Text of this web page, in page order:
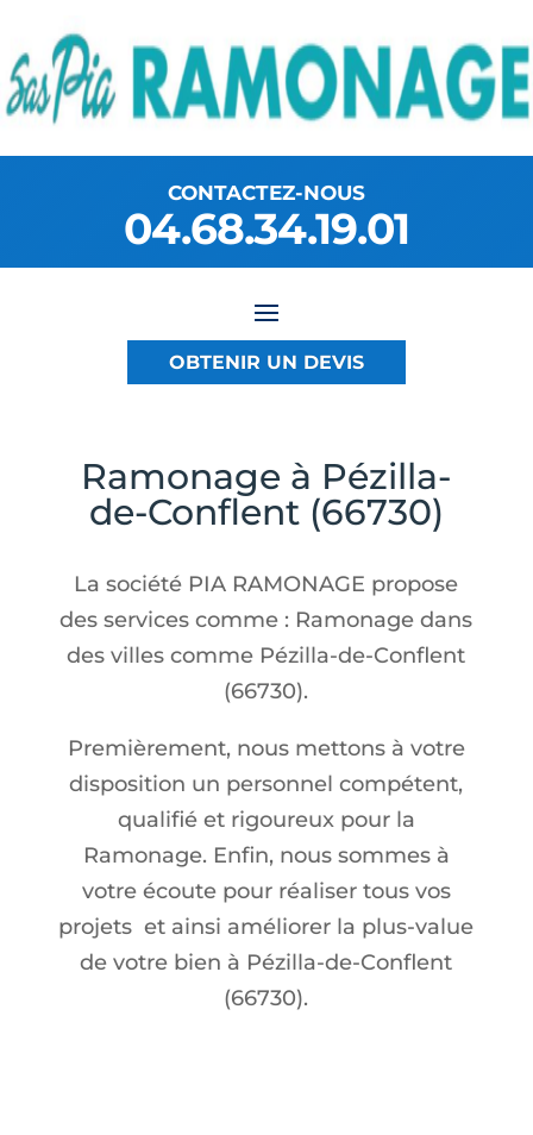
CONTACTEZ-NOUS
04.68.34.19.01
OBTENIR UN DEVIS
Ramonage à Pézilla-
de-Conflent (66730)
La société PIA RAMONAGE propose
des services comme : Ramonage dans
des villes comme Pézilla-de-Conflent
(66730).
Premièrement, nous mettons à votre
disposition un personnel compétent,
qualifié et rigoureux pour la
Ramonage. Enfin, nous sommes à
votre écoute pour réaliser tous vos
projets et ainsi améliorer la plus-value
de votre bien à Pézilla-de-Conflent
(66730).